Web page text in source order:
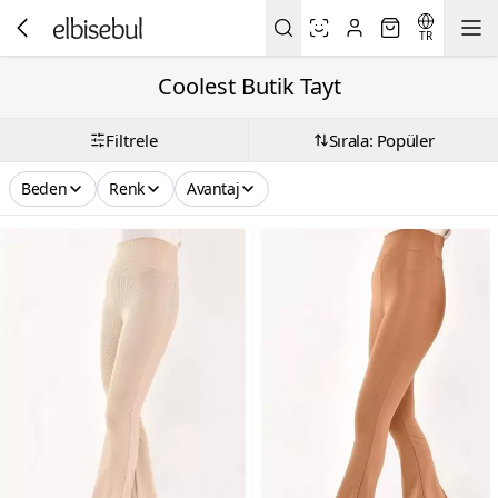
TR
Coolest Butik Tayt
Filtrele Sırala: Popüler
Beden Renk Avantaj